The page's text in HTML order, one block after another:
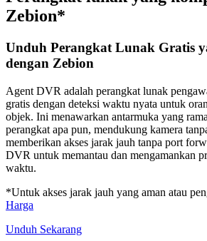
Zebion*
Unduh Perangkat Lunak Gratis
dengan Zebion
Agent DVR adalah perangkat lunak
gratis dengan deteksi waktu nyata untuk
objek. Ini menawarkan antarmuka yang
perangkat apa pun, mendukung kamera
memberikan akses jarak jauh tanpa port
DVR untuk memantau dan mengamankan
waktu.
*Untuk akses jarak jauh yang aman atau
Harga
Unduh Sekarang